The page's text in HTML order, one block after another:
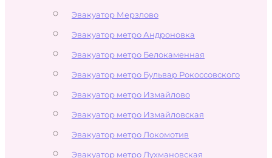
Эвакуатор Мерзлово
Эвакуатор метро Андроновка
Эвакуатор метро Белокаменная
Эвакуатор метро Бульвар Рокоссовского
Эвакуатор метро Измайлово
Эвакуатор метро Измайловская
Эвакуатор метро Локомотив
Эвакуатор метро Лухмановская